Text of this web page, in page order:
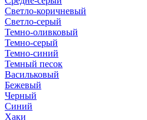
Светло-коричневый
Светло-серый
Темно-оливковый
Темно-серый
Темно-синий
Темный песок
Васильковый
Бежевый
Черный
Синий
Хаки